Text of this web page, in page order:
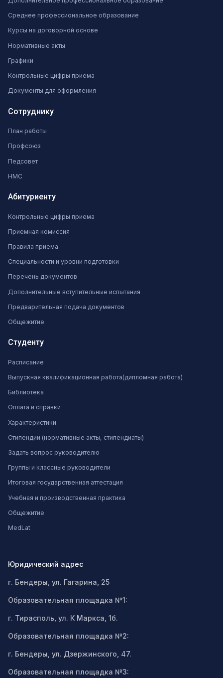
Юридический адрес
г. Бендеры, ул. Гагарина, 25
Образовательная площадка №1:
г. Тирасполь, ул. К Маркса, 1б.
Образовательная площадка №2:
г. Бендеры, ул. Дзержинского, 47.
Образовательная площадка №3:
Среднее профессиональное образование
Курсы на договорной основе
Нормативные акты
Графики
Контрольные цифры приема
Документы для оформления
Сотруднику
План работы
Профсоюз
Педсовет
НМС
Абитуриенту
Контрольные цифры приема
Приемная комиссия
Правила приема
Специальности и уровни подготовки
Перечень документов
Дополнительные вступительные испытания
Предварительная подача документов
Общежитие
Студенту
Расписание
Выпускная квалификационная работа(дипломная работа)
Библиотека
Оплата и справки
Характеристики
Стипендии (нормативные акты, стипендиаты)
Задать вопрос руководителю
Группы и классные руководители
Итоговая государственная аттестация
Учебная и производственная практика
Общежитие
MedLat